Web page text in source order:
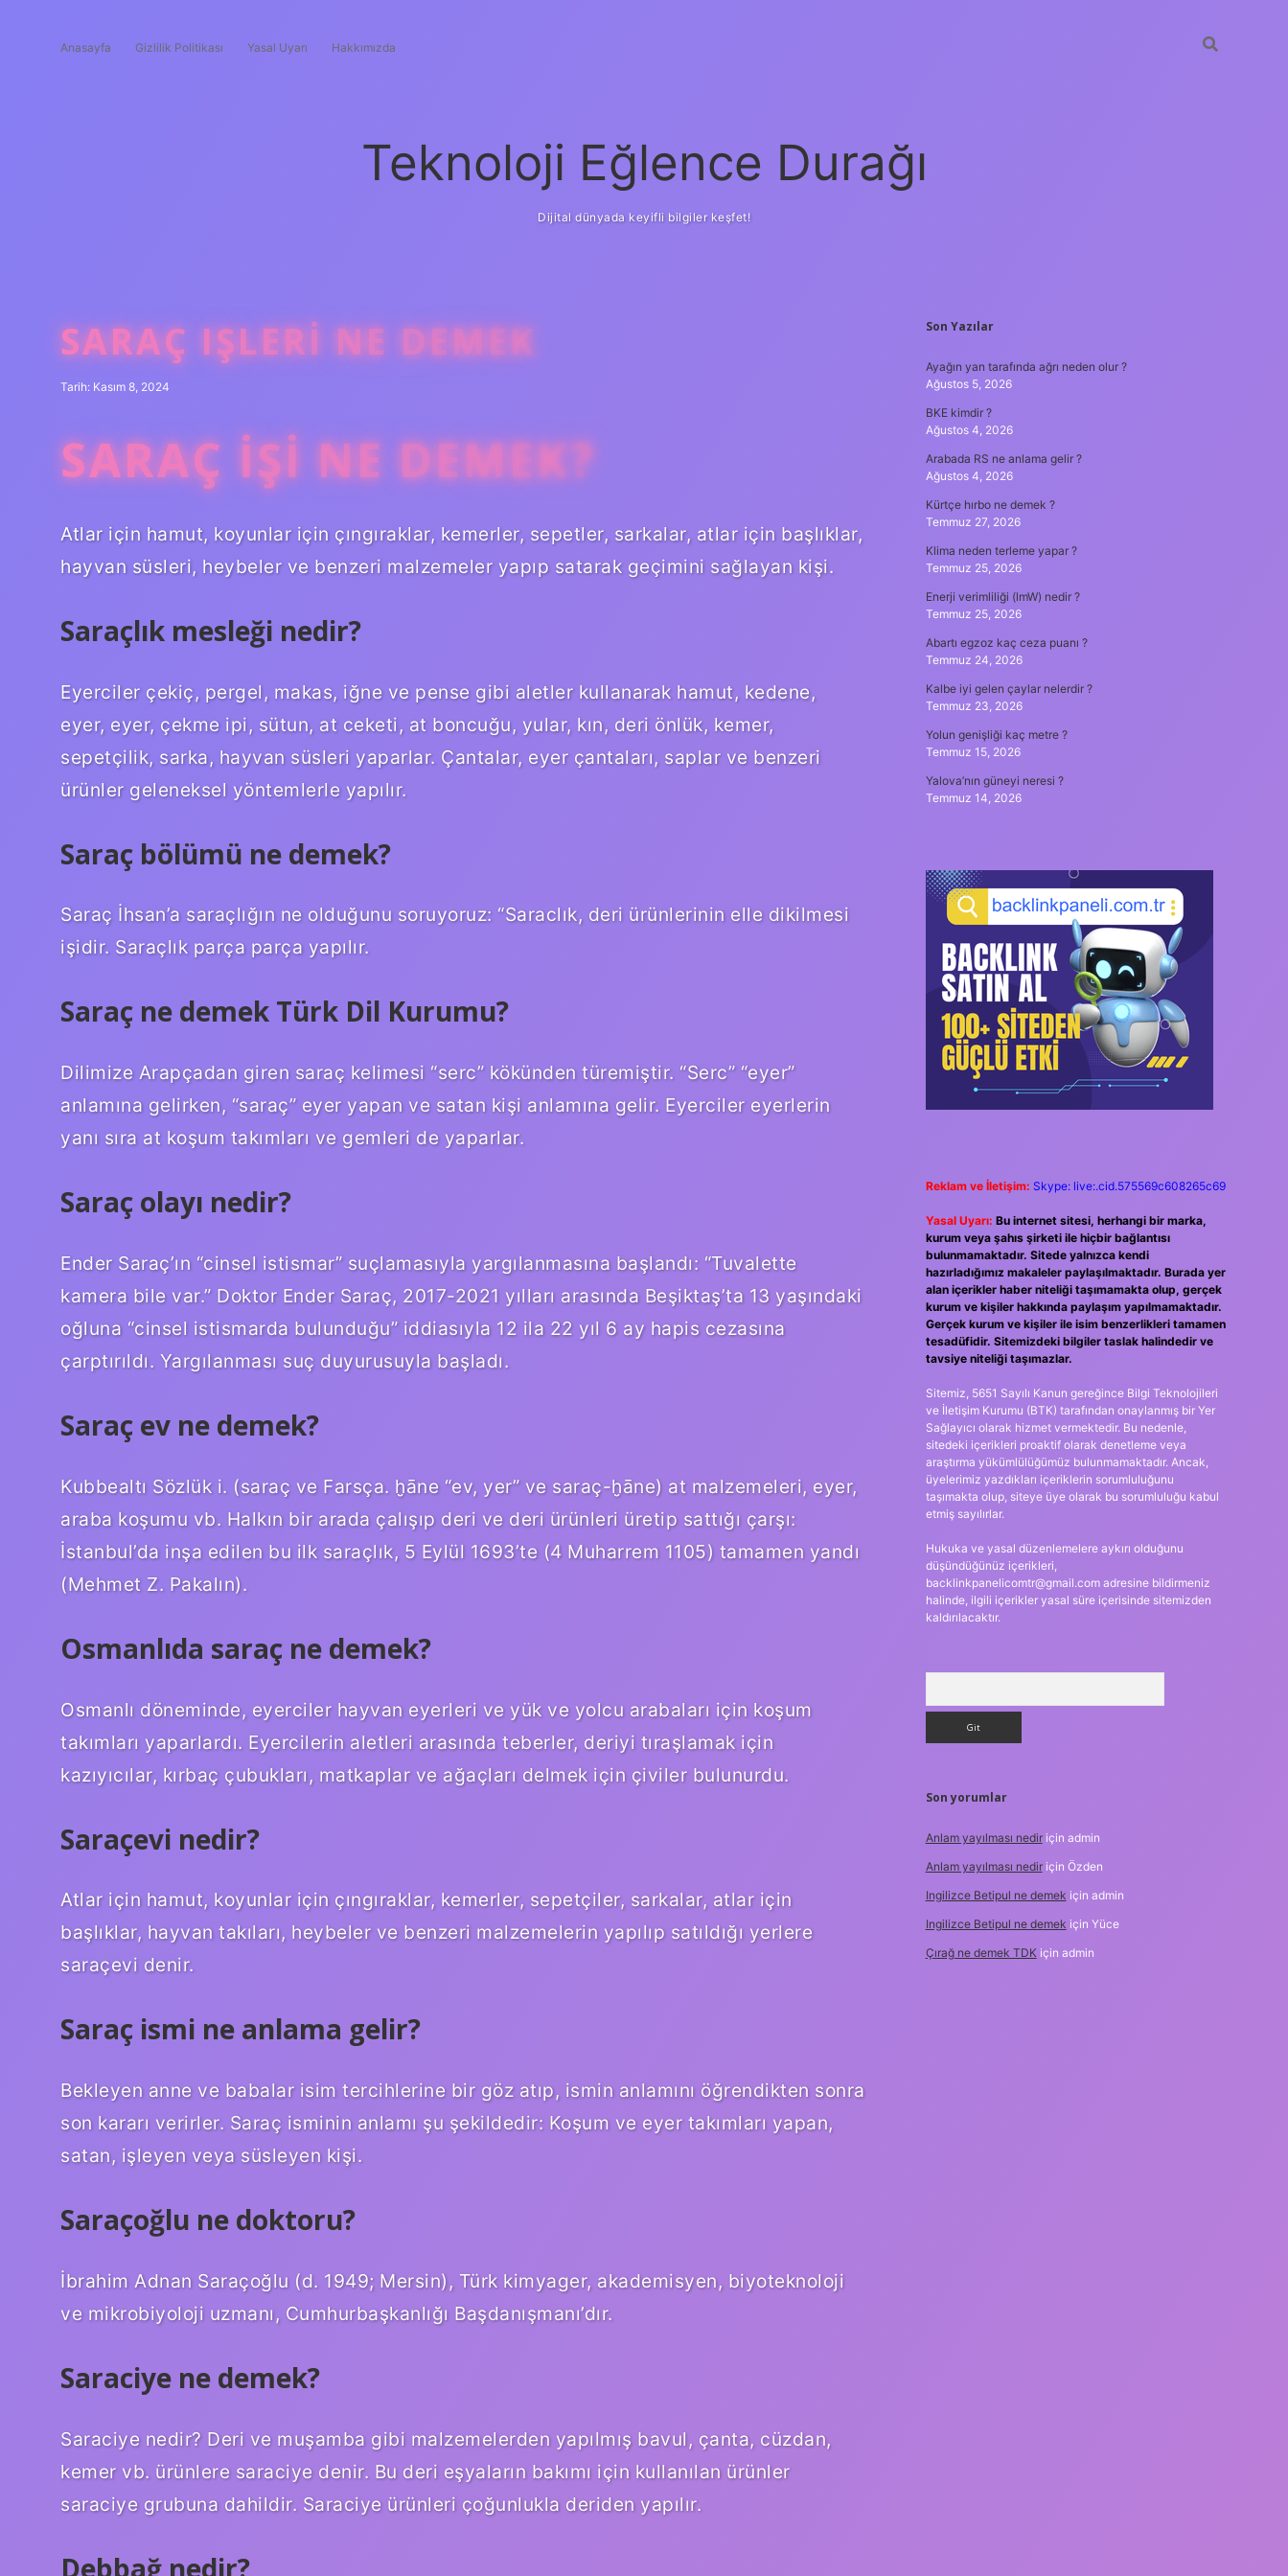
Anasayfa Gizlilik Politikası Yasal Uyarı Hakkımızda
Teknoloji Eğlence Durağı
Dijital dünyada keyifli bilgiler keşfet!
SARAÇ IŞLERI NE DEMEK
Tarih: Kasım 8, 2024
SARAÇ IŞI NE DEMEK?
Atlar için hamut, koyunlar için çıngıraklar, kemerler, sepetler, sarkalar, atlar için başlıklar,
hayvan süsleri, heybeler ve benzeri malzemeler yapıp satarak geçimini sağlayan kişi.
Saraçlık mesleği nedir?
Eyerciler çekiç, pergel, makas, iğne ve pense gibi aletler kullanarak hamut, kedene,
eyer, eyer, çekme ipi, sütun, at ceketi, at boncuğu, yular, kın, deri önlük, kemer,
sepetçilik, sarka, hayvan süsleri yaparlar. Çantalar, eyer çantaları, saplar ve benzeri
ürünler geleneksel yöntemlerle yapılır.
Saraç bölümü ne demek?
Saraç İhsan’a saraçlığın ne olduğunu soruyoruz: “Saraclık, deri ürünlerinin elle dikilmesi
işidir. Saraçlık parça parça yapılır.
Saraç ne demek Türk Dil Kurumu?
Dilimize Arapçadan giren saraç kelimesi “serc” kökünden türemiştir. “Serc” “eyer”
anlamına gelirken, “saraç” eyer yapan ve satan kişi anlamına gelir. Eyerciler eyerlerin
yanı sıra at koşum takımları ve gemleri de yaparlar.
Saraç olayı nedir?
Ender Saraç’ın “cinsel istismar” suçlamasıyla yargılanmasına başlandı: “Tuvalette
kamera bile var.” Doktor Ender Saraç, 2017-2021 yılları arasında Beşiktaş’ta 13 yaşındaki
oğluna “cinsel istismarda bulunduğu” iddiasıyla 12 ila 22 yıl 6 ay hapis cezasına
çarptırıldı. Yargılanması suç duyurusuyla başladı.
Saraç ev ne demek?
Kubbealtı Sözlük i. (saraç ve Farsça. ḫāne “ev, yer” ve saraç-ḫāne) at malzemeleri, eyer,
araba koşumu vb. Halkın bir arada çalışıp deri ve deri ürünleri üretip sattığı çarşı:
İstanbul’da inşa edilen bu ilk saraçlık, 5 Eylül 1693’te (4 Muharrem 1105) tamamen yandı
(Mehmet Z. Pakalın).
Osmanlıda saraç ne demek?
Osmanlı döneminde, eyerciler hayvan eyerleri ve yük ve yolcu arabaları için koşum
takımları yaparlardı. Eyercilerin aletleri arasında teberler, deriyi tıraşlamak için
kazıyıcılar, kırbaç çubukları, matkaplar ve ağaçları delmek için çiviler bulunurdu.
Saraçevi nedir?
Atlar için hamut, koyunlar için çıngıraklar, kemerler, sepetçiler, sarkalar, atlar için
başlıklar, hayvan takıları, heybeler ve benzeri malzemelerin yapılıp satıldığı yerlere
saraçevi denir.
Saraç ismi ne anlama gelir?
Bekleyen anne ve babalar isim tercihlerine bir göz atıp, ismin anlamını öğrendikten sonra
son kararı verirler. Saraç isminin anlamı şu şekildedir: Koşum ve eyer takımları yapan,
satan, işleyen veya süsleyen kişi.
Saraçoğlu ne doktoru?
İbrahim Adnan Saraçoğlu (d. 1949; Mersin), Türk kimyager, akademisyen, biyoteknoloji
ve mikrobiyoloji uzmanı, Cumhurbaşkanlığı Başdanışmanı’dır.
Saraciye ne demek?
Saraciye nedir? Deri ve muşamba gibi malzemelerden yapılmış bavul, çanta, cüzdan,
kemer vb. ürünlere saraciye denir. Bu deri eşyaların bakımı için kullanılan ürünler
saraciye grubuna dahildir. Saraciye ürünleri çoğunlukla deriden yapılır.
Debbağ nedir?
SIDEBAR
Son Yazılar
Ayağın yan tarafında ağrı neden olur ?
Ağustos 5, 2026
BKE kimdir ?
Ağustos 4, 2026
Arabada RS ne anlama gelir ?
Ağustos 4, 2026
Kürtçe hırbo ne demek ?
Temmuz 27, 2026
Klima neden terleme yapar ?
Temmuz 25, 2026
Enerji verimliliği (lmW) nedir ?
Temmuz 25, 2026
Abartı egzoz kaç ceza puanı ?
Temmuz 24, 2026
Kalbe iyi gelen çaylar nelerdir ?
Temmuz 23, 2026
Yolun genişliği kaç metre ?
Temmuz 15, 2026
Yalova’nın güneyi neresi ?
Temmuz 14, 2026
Reklam ve İletişim: Skype: live:.cid.575569c608265c69
Yasal Uyarı: Bu internet sitesi, herhangi bir marka,
kurum veya şahıs şirketi ile hiçbir bağlantısı
bulunmamaktadır. Sitede yalnızca kendi
hazırladığımız makaleler paylaşılmaktadır. Burada yer
alan içerikler haber niteliği taşımamakta olup, gerçek
kurum ve kişiler hakkında paylaşım yapılmamaktadır.
Gerçek kurum ve kişiler ile isim benzerlikleri tamamen
tesadüfidir. Sitemizdeki bilgiler taslak halindedir ve
tavsiye niteliği taşımazlar.
Sitemiz, 5651 Sayılı Kanun gereğince Bilgi Teknolojileri
ve İletişim Kurumu (BTK) tarafından onaylanmış bir Yer
Sağlayıcı olarak hizmet vermektedir. Bu nedenle,
sitedeki içerikleri proaktif olarak denetleme veya
araştırma yükümlülüğümüz bulunmamaktadır. Ancak,
üyelerimiz yazdıkları içeriklerin sorumluluğunu
taşımakta olup, siteye üye olarak bu sorumluluğu kabul
etmiş sayılırlar.
Hukuka ve yasal düzenlemelere aykırı olduğunu
düşündüğünüz içerikleri,
backlinkpanelicomtr@gmail.comadresine bildirmeniz
halinde, ilgili içerikler yasal süre içerisinde sitemizden
kaldırılacaktır.
Son yorumlar
Anlam yayılması nediriçin admin
Anlam yayılması nediriçin Özden
Ingilizce Betipul ne demek için admin
Ingilizce Betipul ne demek için Yüce
Çırağ ne demek TDKiçin admin